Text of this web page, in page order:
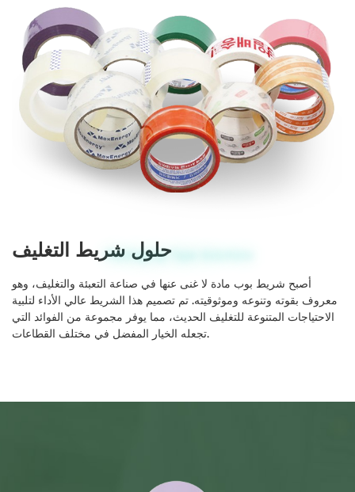
حلول شريط التغليفPackaging Tape Solutions
أصبح شريط بوب مادة لا غنى عنها في صناعة التعبئة والتغليف، وهو
معروف بقوته وتنوعه وموثوقيته. تم تصميم هذا الشريط عالي الأداء لتلبية
الاحتياجات المتنوعة للتغليف الحديث، مما يوفر مجموعة من الفوائد التي
تجعله الخيار المفضل في مختلف القطاعات.